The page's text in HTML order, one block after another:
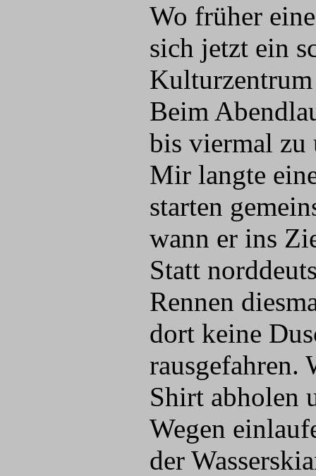
Wo früher
sich jetzt ein
Kulturzentrum
Beim
bis viermal zu
Mir langte
starten
wann er ins
Statt
Rennen
dort keine
rausgefahren.
Shirt abholen
Wegen
der